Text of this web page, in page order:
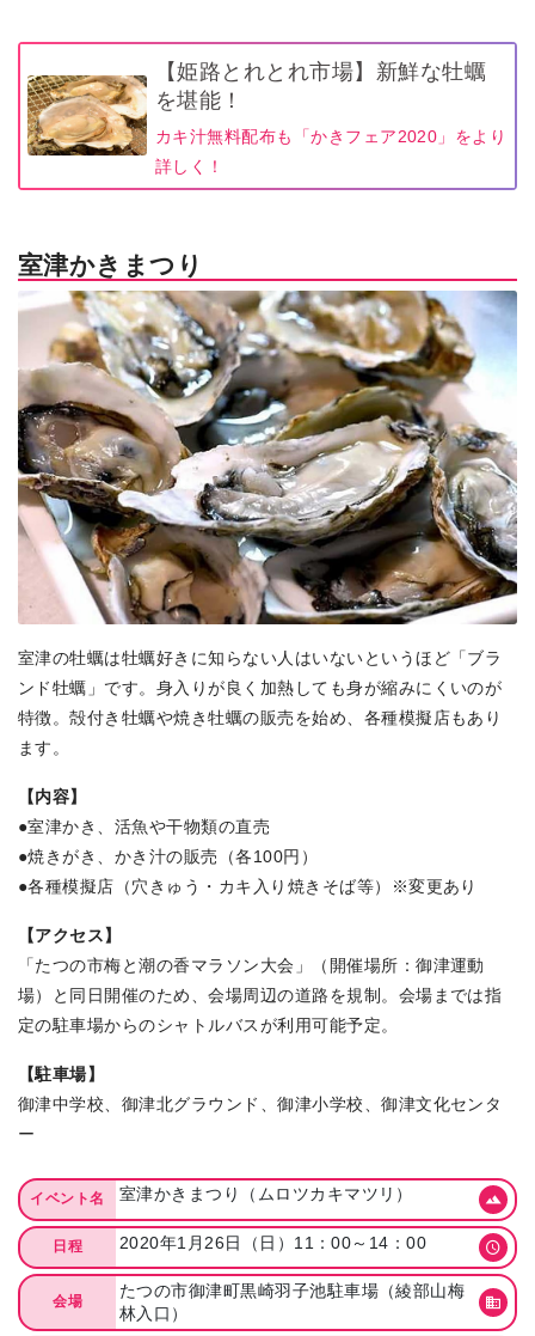
【姫路とれとれ市場】新鮮な牡蠣
を堪能！
カキ汁無料配布も「かきフェア2020」をより
詳しく！
室津かきまつり
室津の牡蠣は牡蠣好きに知らない人はいないというほど「ブラ
ンド牡蠣」です。身入りが良く加熱しても身が縮みにくいのが
特徴。殻付き牡蠣や焼き牡蠣の販売を始め、各種模擬店もあり
ます。
【内容】
●室津かき、活魚や干物類の直売
●焼きがき、かき汁の販売（各100円）
●各種模擬店（穴きゅう・カキ入り焼きそば等）※変更あり
【アクセス】
「たつの市梅と潮の香マラソン大会」（開催場所：御津運動
場）と同日開催のため、会場周辺の道路を規制。会場までは指
定の駐車場からのシャトルバスが利用可能予定。
【駐車場】
御津中学校、御津北グラウンド、御津小学校、御津文化センタ
ー
イベント名 室津かきまつり（ムロツカキマツリ）
日程 2020年1月26日（日）11：00～14：00
会場
たつの市御津町黒崎羽子池駐車場（綾部山梅
林入口）